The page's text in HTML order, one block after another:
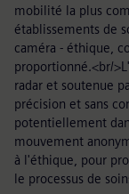
mobilité la plus
établissements de
caméra - éthique,
proportionné.<br/
radar et soutenue
précision et sans
potentiellement
mouvement
à l'éthique, pour
le processus de